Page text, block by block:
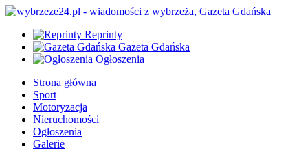
Reprinty
Gazeta Gdańska
Ogłoszenia
Strona główna
Sport
Motoryzacja
Nieruchomości
Ogłoszenia
Galerie